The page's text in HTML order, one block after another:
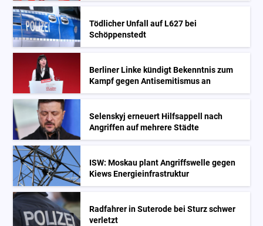
Tödlicher Unfall auf L627 bei
Schöppenstedt
Berliner Linke kündigt Bekenntnis zum
Kampf gegen Antisemitismus an
Selenskyj erneuert Hilfsappell nach
Angriffen auf mehrere Städte
ISW: Moskau plant Angriffswelle gegen
Kiews Energieinfrastruktur
Radfahrer in Suterode bei Sturz schwer
verletzt